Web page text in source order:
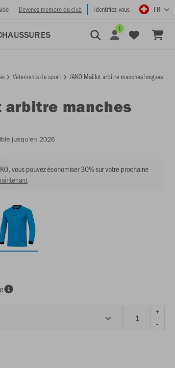
Devenez membre du club Identifiez-vous FR
1
Vêtements de sport JAKO Maillot arbitre manches longues
arbitre manches
jusqu'en 2026
vous pouvez économiser 30% sur votre prochaine
+
-